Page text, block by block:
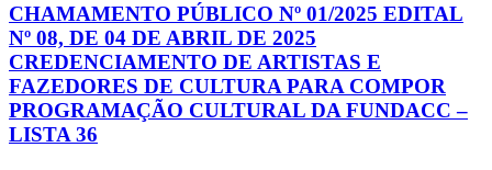
CHAMAMENTO PÚBLICO Nº 01/2025 EDITAL
Nº 08, DE 04 DE ABRIL DE 2025
CREDENCIAMENTO DE ARTISTAS E
FAZEDORES DE CULTURA PARA COMPOR
PROGRAMAÇÃO CULTURAL DA FUNDACC –
LISTA 36